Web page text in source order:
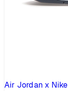
Air Jordan x Nike